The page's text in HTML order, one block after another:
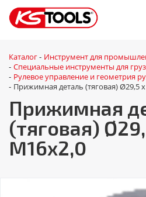
Каталог - Инструмент для
- Специальные инструменты для
- Рулевое управление и геометрия
- Прижимная деталь (тяговая) Ø29,5
Прижимная
(тяговая)
M16x2,0